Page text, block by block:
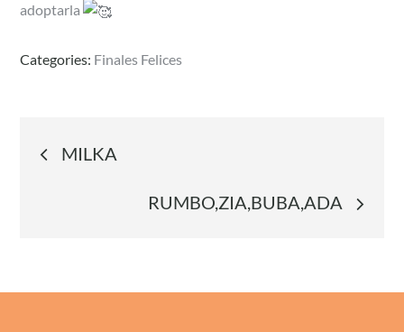
adoptarla
Categories: Finales Felices
Navegación
MILKA
RUMBO,ZIA,BUBA,ADA